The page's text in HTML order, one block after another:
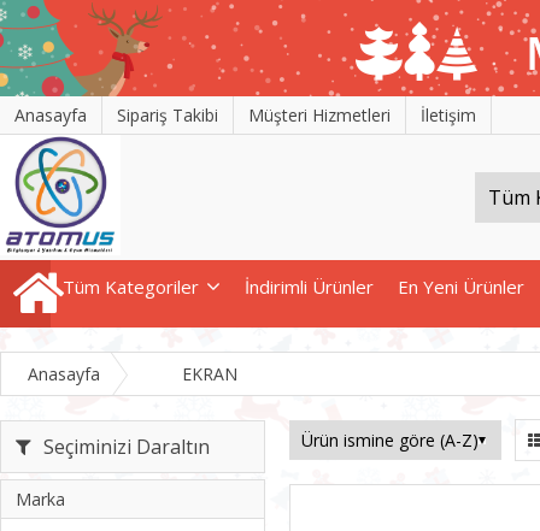
Anasayfa Sipariş Takibi Müşteri Hizmetleri İletişim
Tüm Kategoriler İndirimli Ürünler En Yeni Ürünler
Anasayfa EKRAN
Seçiminizi Daraltın
Marka